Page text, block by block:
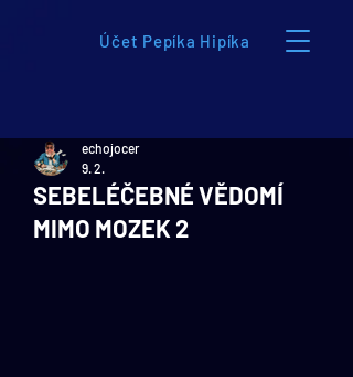
Účet Pepíka Hipíka
SEBELÉČEBNÉ VĚDOMÍ
MIMO MOZEK 2
echojocer
9. 2.